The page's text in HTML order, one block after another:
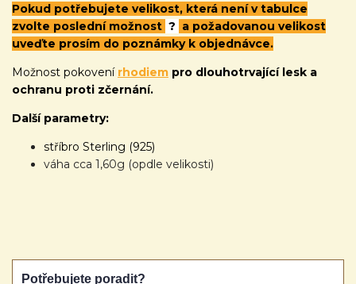
Pokud potřebujete velikost, která není v tabulce
zvolte poslední možnost ? a požadovanou velikost
uveďte prosím do poznámky k objednávce.
Možnost pokovení rhodiem pro dlouhotrvající lesk a
ochranu proti zčernání.
Další parametry:
stříbro Sterling (925)
váha cca 1,60g (opdle velikosti)
Potřebujete poradit?